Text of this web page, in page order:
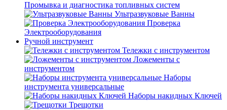
Промывка и диагностика топливных систем
Ультразвуковые Ванны
Проверка
Электрооборудования
Ручной инструмент
Тележки с инструментом
Ложементы с
инструментом
Наборы
инструмента универсальные
Наборы накидных Ключей
Трещотки